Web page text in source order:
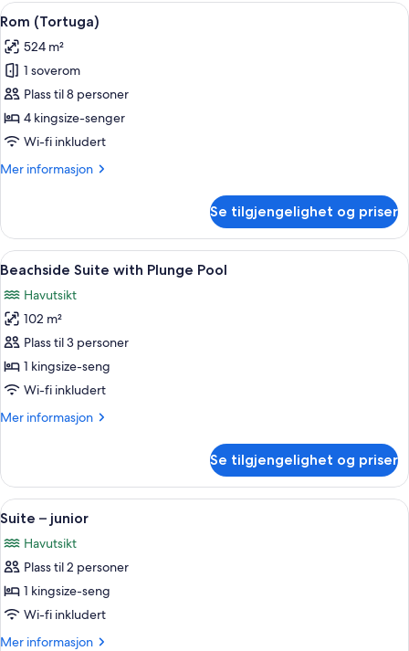
Åpne
alle
bildene
av
Rom
(Tortuga)
Rom (Tortuga) | Minibar, safe på
8
Rom (Tortuga)
524 m²
1 soverom
Plass til 8 personer
4 kingsize-senger
Wi-fi inkludert
Mer informasjon
Mer
(Tortuga)
Se tilgjengelighet og priser
Åpne
alle
bildene
av
Beachside
Suite
with
Pool
Minibar, safe på rommet,
1
Beachside Suite with Plunge Pool
Havutsikt
102 m²
Plass til 3 personer
1 kingsize-seng
Wi-fi inkludert
Mer informasjon
Mer
Suite
with
Plunge
Se tilgjengelighet og priser
Åpne
alle
bildene
av
Suite
–
junior
Suite – junior | Minibar, safe på
2
Suite – junior
Havutsikt
Plass til 2 personer
1 kingsize-seng
Wi-fi inkludert
Mer informasjon
Mer